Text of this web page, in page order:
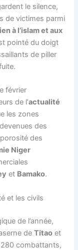
le silence,
de victimes parmi
à l’islam et aux
pointé du doigt
de piller
février
de l’actualité
les zones
des
des
Niger
et Bamako.
et les civils
de l’année,
deTitao et
combattants,